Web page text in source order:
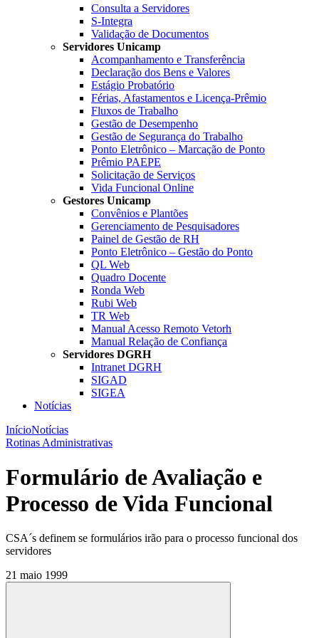
Consulta a Servidores
S-Integra
Validação de Documentos
Servidores Unicamp
Acompanhamento e Transferência
Declaração dos Bens e Valores
Estágio Probatório
Férias, Afastamentos e Licença-Prêmio
Fluxos de Trabalho
Gestão de Desempenho
Gestão de Segurança do Trabalho
Ponto Eletrônico – Marcação de Ponto
Prêmio PAEPE
Solicitação de Serviços
Vida Funcional Online
Gestores Unicamp
Convênios e Plantões
Gerenciamento de Pesquisadores
Painel de Gestão de RH
Ponto Eletrônico – Gestão do Ponto
QL Web
Quadro Docente
Ronda Web
Rubi Web
TR Web
Manual Acesso Remoto Vetorh
Manual Relação de Confiança
Servidores DGRH
Intranet DGRH
SIGAD
SIGEA
Notícias
InícioNotícias
Rotinas Administrativas
Formulário de Avaliação e
Processo de Vida Funcional
CSA´s definem se formulários irão para o processo funcional dos
servidores
21 maio 1999